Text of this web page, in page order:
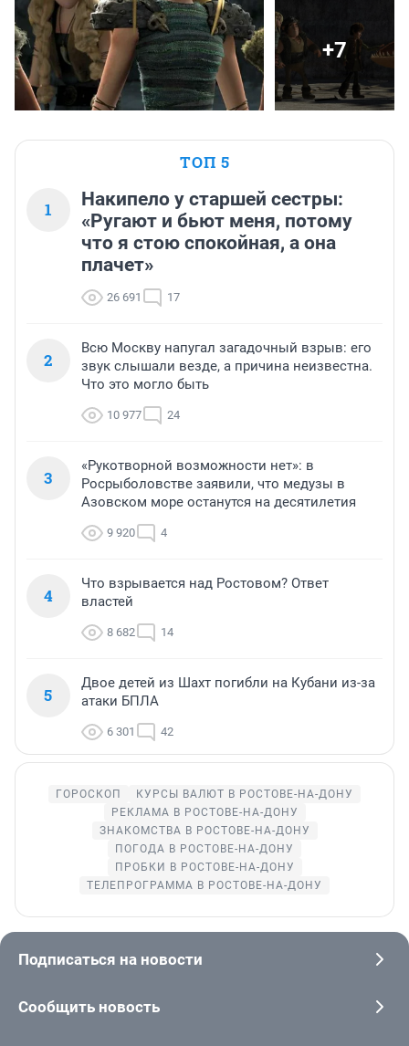
+7
ТОП 5
1
Накипело у старшей сестры:
«Ругают и бьют меня, потому
что я стою спокойная, а она
плачет»
26 691 17
2
Всю Москву напугал загадочный взрыв: его
звук слышали везде, а причина неизвестна.
Что это могло быть
10 977 24
3
«Рукотворной возможности нет»: в
Росрыболовстве заявили, что медузы в
Азовском море останутся на десятилетия
9 920 4
4
Что взрывается над Ростовом? Ответ
властей
8 682 14
5
Двое детей из Шахт погибли на Кубани из-за
атаки БПЛА
6 301 42
ГОРОСКОП
КУРСЫ ВАЛЮТ В РОСТОВЕ-НА-ДОНУ
РЕКЛАМА В РОСТОВЕ-НА-ДОНУ
ЗНАКОМСТВА В РОСТОВЕ-НА-ДОНУ
ПОГОДА В РОСТОВЕ-НА-ДОНУ
ПРОБКИ В РОСТОВЕ-НА-ДОНУ
ТЕЛЕПРОГРАММА В РОСТОВЕ-НА-ДОНУ
Подписаться на новости
Сообщить новость